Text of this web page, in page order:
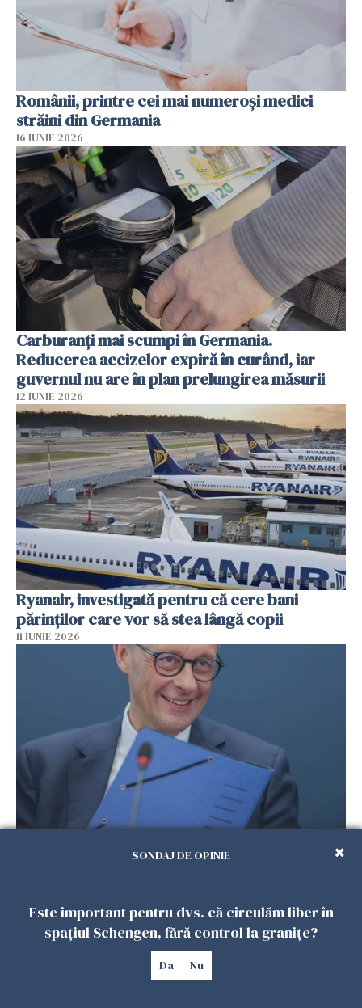
Românii, printre cei mai numeroși medici
străini din Germania
16 IUNIE 2026
Carburanți mai scumpi în Germania.
Reducerea accizelor expiră în curând, iar
guvernul nu are în plan prelungirea măsurii
12 IUNIE 2026
Ryanair, investigată pentru că cere bani
părinților care vor să stea lângă copii
11 IUNIE 2026
Milioane de femei vor primi bani în plus, dar
SONDAJ DE OPINIE
Este important pentru dvs. că circulăm liber în
spațiul Schengen, fără control la granițe?
Da Nu